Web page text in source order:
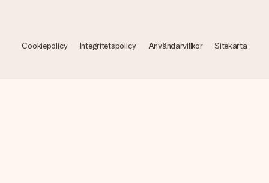
Cookiepolicy Integritetspolicy Användarvillkor Sitekarta